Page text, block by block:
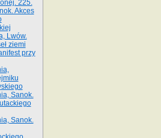
225.
Akces
Lwów.
ziemi
przy
Sanok.
Sanok.